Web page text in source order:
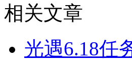
相关文章
光遇6.18任